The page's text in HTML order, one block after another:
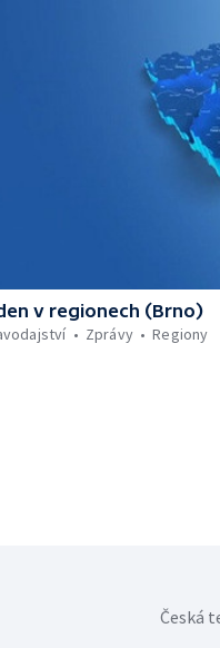
v regionech (Brno)
Zprávy Regiony
Česká